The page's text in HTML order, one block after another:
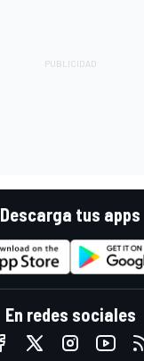
Descarga tus apps
En redes sociales